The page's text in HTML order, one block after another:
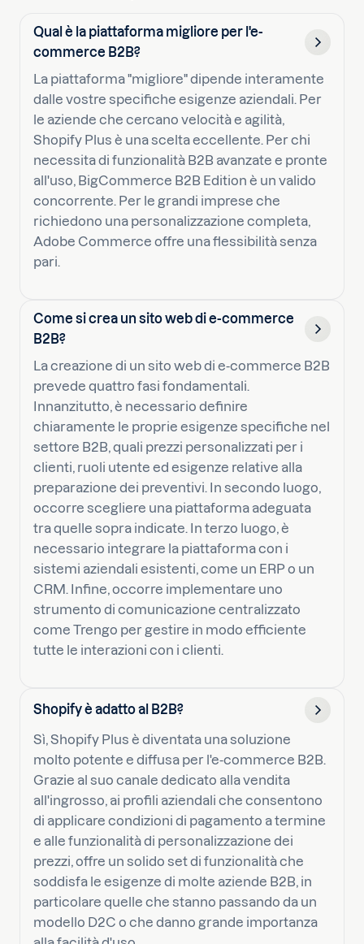
Qual è la piattaforma migliore per l'e-
commerce B2B?
La piattaforma "migliore" dipende interamente
dalle vostre specifiche esigenze aziendali. Per
le aziende che cercano velocità e agilità,
Shopify Plus è una scelta eccellente. Per chi
necessita di funzionalità B2B avanzate e pronte
all'uso, BigCommerce B2B Edition è un valido
concorrente. Per le grandi imprese che
richiedono una personalizzazione completa,
Adobe Commerce offre una flessibilità senza
pari.
Come si crea un sito web di e-commerce
B2B?
La creazione di un sito web di e-commerce B2B
prevede quattro fasi fondamentali.
Innanzitutto, è necessario definire
chiaramente le proprie esigenze specifiche nel
settore B2B, quali prezzi personalizzati per i
clienti, ruoli utente ed esigenze relative alla
preparazione dei preventivi. In secondo luogo,
occorre scegliere una piattaforma adeguata
tra quelle sopra indicate. In terzo luogo, è
necessario integrare la piattaforma con i
sistemi aziendali esistenti, come un ERP o un
CRM. Infine, occorre implementare uno
strumento di comunicazione centralizzato
come Trengo per gestire in modo efficiente
tutte le interazioni con i clienti.
Shopify è adatto al B2B?
Sì, Shopify Plus è diventata una soluzione
molto potente e diffusa per l'e-commerce B2B.
Grazie al suo canale dedicato alla vendita
all'ingrosso, ai profili aziendali che consentono
di applicare condizioni di pagamento a termine
e alle funzionalità di personalizzazione dei
prezzi, offre un solido set di funzionalità che
soddisfa le esigenze di molte aziende B2B, in
particolare quelle che stanno passando da un
modello D2C o che danno grande importanza